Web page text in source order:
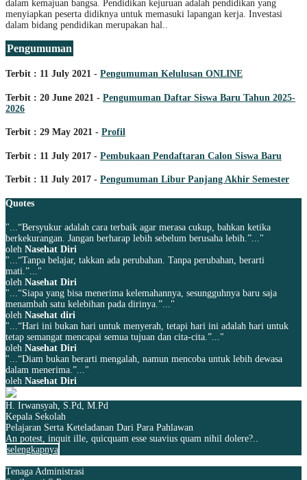
dalam kemajuan bangsa. Pendidikan kejuruan adalah pendidikan yang
menyiapkan peserta didiknya untuk memasuki lapangan kerja. Investasi
dalam bidang pendidikan merupakan hal..
Pengumuman
Terbit : 11 July 2021 - Pengumuman Kelulusan ONLINE
Terbit : 20 June 2021 - Pengumuman Daftar Siswa Baru Tahun 2025-
2026
Terbit : 29 May 2021 - Profil
Terbit : 11 July 2017 - Pembukaan Pendaftaran Calon Siswa Baru
Terbit : 11 July 2017 - Pengumuman Libur Panjang Akhir Semester
Quotes
"...“Bersyukur adalah cara terbaik agar merasa cukup, bahkan ketika
berkekurangan. Jangan berharap lebih sebelum berusaha lebih.”..."
oleh Nasehat Diri
"...“Tanpa belajar, takkan ada perubahan. Tanpa perubahan, berarti
mati.”..."
oleh Nasehat Diri
"...“Siapa yang bisa menerima kelemahannya, sesungguhnya baru saja
menambah satu kelebihan pada dirinya.”..."
oleh Nasehat diri
"...“Hari ini bukan hari untuk menyerah, tetapi hari ini adalah hari untuk
tetap semangat mencapai semua tujuan dan cita-cita.”..."
oleh Nasehat Diri
"...“Diam bukan berarti mengalah, namun mencoba untuk lebih dewasa
dalam menerima.”..."
oleh Nasehat Diri
H. Irwansyah, S.Pd, M.Pd
Kepala Sekolah
Pelajaran Serta Keteladanan Dari Para Pahlawan
An potest, inquit ille, quicquam esse suavius quam nihil dolere?..
selengkapnya
Tenaga Administrasi